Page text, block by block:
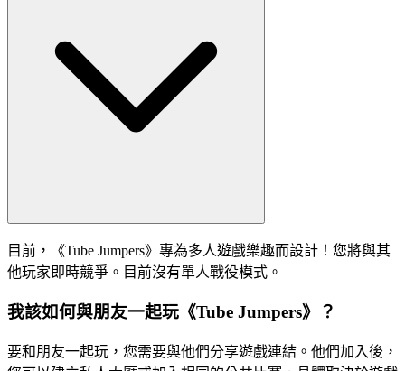
目前，《Tube Jumpers》專為多人遊戲樂趣而設計！您將與其
他玩家即時競爭。目前沒有單人戰役模式。
我該如何與朋友一起玩《Tube Jumpers》？
要和朋友一起玩，您需要與他們分享遊戲連結。他們加入後，